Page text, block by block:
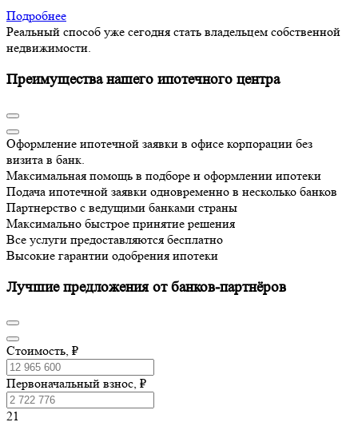
Подробнее
Реальный способ уже сегодня стать владельцем собственной
недвижимости.
Преимущества нашего ипотечного центра
Оформление ипотечной заявки в офисе корпорации без
визита в банк.
Максимальная помощь в подборе и оформлении ипотеки
Подача ипотечной заявки одновременно в несколько банков
Партнерство с ведущими банками страны
Максимально быстрое принятие решения
Все услуги предоставляются бесплатно
Высокие гарантии одобрения ипотеки
Лучшие предложения от банков-партнёров
Стоимость, ₽
Первоначальный взнос, ₽
21